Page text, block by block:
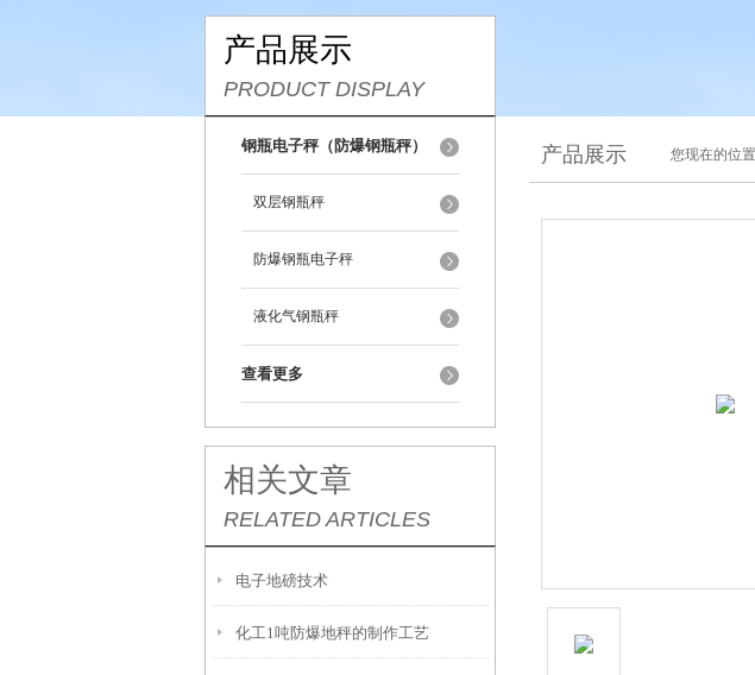
产品展示
PRODUCT DISPLAY
钢瓶电子秤（防爆钢瓶秤）
双层钢瓶秤
防爆钢瓶电子秤
液化气钢瓶秤
查看更多
相关文章
RELATED ARTICLES
电子地磅技术
化工1吨防爆地秤的制作工艺
产品展示 您现在的位